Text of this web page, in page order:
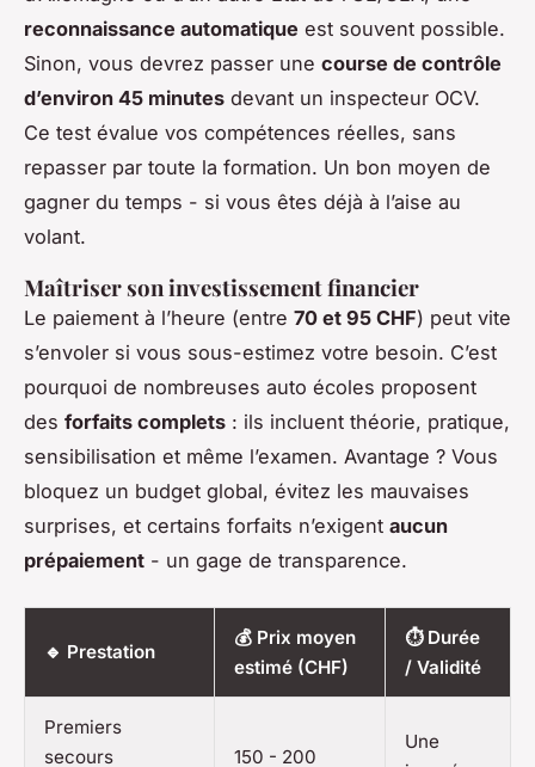
reconnaissance automatique est souvent possible.
Sinon, vous devrez passer une course de contrôle
d’environ 45 minutes devant un inspecteur OCV.
Ce test évalue vos compétences réelles, sans
repasser par toute la formation. Un bon moyen de
gagner du temps - si vous êtes déjà à l’aise au
volant.
Maîtriser son investissement financier
Le paiement à l’heure (entre 70 et 95 CHF) peut vite
s’envoler si vous sous-estimez votre besoin. C’est
pourquoi de nombreuses auto écoles proposent
des forfaits complets : ils incluent théorie, pratique,
sensibilisation et même l’examen. Avantage ? Vous
bloquez un budget global, évitez les mauvaises
surprises, et certains forfaits n’exigent aucun
prépaiement - un gage de transparence.
🔹 Prestation
💰 Prix moyen
estimé (CHF)
⏱️ Durée
/ Validité
Premiers
secours
150 - 200
Une